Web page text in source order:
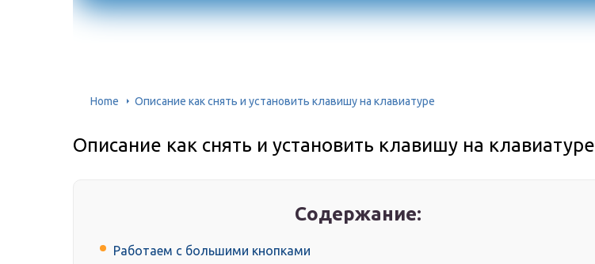
Home Описание как снять и установить клавишу на клавиатуре
Описание как снять и установить клавишу на клавиатуре
Содержание:
Работаем с большими кнопками